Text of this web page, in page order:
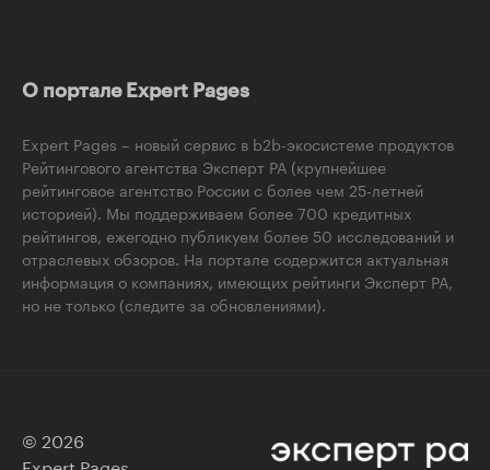
О портале Expert Pages
Expert Pages – новый сервис в b2b-экосистеме продуктов
Рейтингового агентства Эксперт РА (крупнейшее
рейтинговое агентство России с более чем 25-летней
историей). Мы поддерживаем более 700 кредитных
рейтингов, ежегодно публикуем более 50 исследований и
отраслевых обзоров. На портале содержится актуальная
информация о компаниях, имеющих рейтинги Эксперт РА,
но не только (следите за обновлениями).
© 2026